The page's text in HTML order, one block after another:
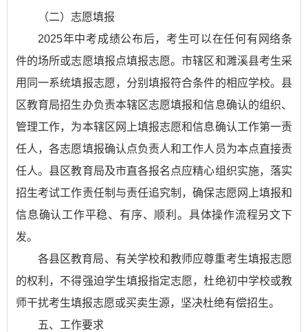
（二）志愿填报
2025年中考成绩公布后，考生可以在任何有网络条
件的场所或志愿填报点填报志愿。市辖区和濉溪县考生采
用同一系统填报志愿，分别填报符合条件的相应学校。县
区教育局招生办负责本辖区志愿填报和信息确认的组织、
管理工作，为本辖区网上填报志愿和信息确认工作第一责
任人，各志愿填报确认点负责人和工作人员为本点直接责
任人。县区教育局及市直各报名点应精心组织实施，落实
招生考试工作责任制与责任追究制，确保志愿网上填报和
信息确认工作平稳、有序、顺利。具体操作流程另文下
发。
各县区教育局、有关学校和教师应尊重考生填报志愿
的权利，不得强迫学生填报指定志愿，杜绝初中学校或教
师干扰考生填报志愿或买卖生源，坚决杜绝有偿招生。
五、工作要求